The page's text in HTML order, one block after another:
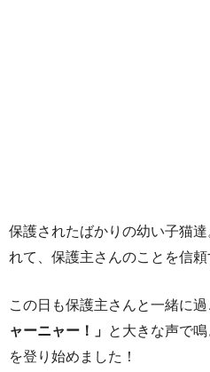
保護されたばかりの幼い子猫
れて、保護主さんのことを信頼
この日も保護主さんと一緒に過
ャーニャー！」 と大きな声で
を登り始めました！